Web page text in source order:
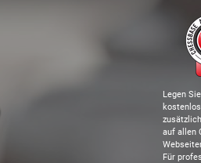
Legen
auf allen
Für